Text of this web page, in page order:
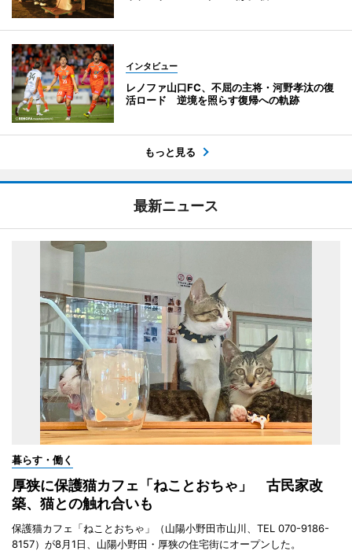
インタビュー
レノファ山口FC、不屈の主将・河野孝汰の復
活ロード 逆境を照らす復帰への軌跡
もっと見る
最新ニュース
暮らす・働く
厚狭に保護猫カフェ「ねことおちゃ」 古民家改
築、猫との触れ合いも
保護猫カフェ「ねことおちゃ」（山陽小野田市山川、TEL 070-9186-
8157）が8月1日、山陽小野田・厚狭の住宅街にオープンした。